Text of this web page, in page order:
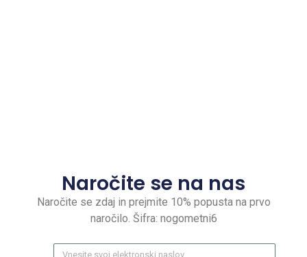
Naročite se na nas
Naročite se zdaj in prejmite 10% popusta na prvo
naročilo. Šifra: nogometni6